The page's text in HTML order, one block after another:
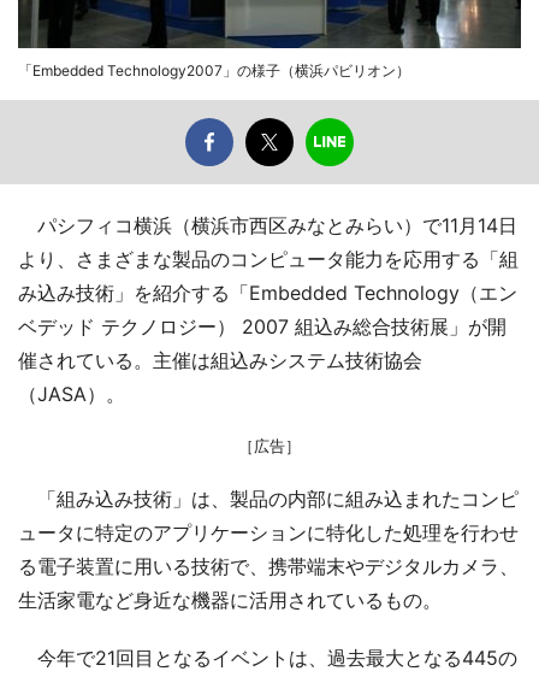
「Embedded Technology2007」の様子（横浜パビリオン）
パシフィコ横浜（横浜市西区みなとみらい）で11月14日
より、さまざまな製品のコンピュータ能力を応用する「組
み込み技術」を紹介する「Embedded Technology（エン
ベデッド テクノロジー） 2007 組込み総合技術展」が開
催されている。主催は組込みシステム技術協会
（JASA）。
［広告］
「組み込み技術」は、製品の内部に組み込まれたコンピ
ュータに特定のアプリケーションに特化した処理を行わせ
る電子装置に用いる技術で、携帯端末やデジタルカメラ、
生活家電など身近な機器に活用されているもの。
今年で21回目となるイベントは、過去最大となる445の